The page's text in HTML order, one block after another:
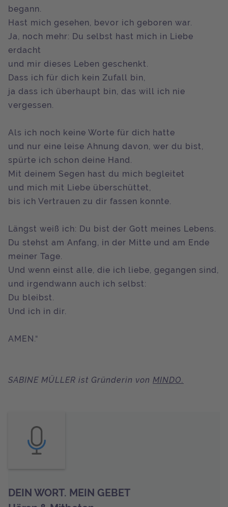
begann.
Hast mich gesehen, bevor ich geboren war.
Ja, noch mehr: Du selbst hast mich in Liebe
erdacht
und mir dieses Leben geschenkt.
Dass ich für dich kein Zufall bin,
ja dass ich überhaupt bin, das will ich nie
vergessen.
Als ich noch keine Worte für dich hatte
und nur eine leise Ahnung davon, wer du bist,
spürte ich schon deine Hand.
Mit deinem Segen hast du mich begleitet
und mich mit Liebe überschüttet,
bis ich Vertrauen zu dir fassen konnte.
Längst weiß ich: Du bist der Gott meines Lebens.
Du stehst am Anfang, in der Mitte und am Ende
meiner Tage.
Und wenn einst alle, die ich liebe, gegangen sind,
und irgendwann auch ich selbst:
Du bleibst.
Und ich in dir.
AMEN.“
SABINE MÜLLER ist Gründerin von MINDO.
DEIN WORT. MEIN GEBET